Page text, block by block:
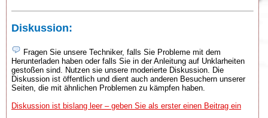
Diskussion:
Fragen Sie unsere Techniker, falls Sie Probleme mit dem
Herunterladen haben oder falls Sie in der Anleitung auf Unklarheiten
gestoßen sind. Nutzen sie unsere moderierte Diskussion. Die
Diskussion ist öffentlich und dient auch anderen Besuchern unserer
Seiten, die mit ähnlichen Problemen zu kämpfen haben.
Diskussion ist bislang leer – geben Sie als erster einen Beitrag ein